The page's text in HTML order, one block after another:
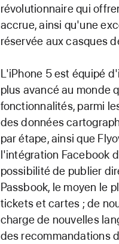
révolutionnaire qui
accrue, ainsi qu'une
réservée aux casques
L'iPhone 5 est équipé
plus avancé au monde
fonctionnalités, parmi
des données
par étape, ainsi que
l'intégration Facebook
possibilité de publier
Passbook, le moyen le
tickets et cartes ; de
charge de nouvelles
des recommandations